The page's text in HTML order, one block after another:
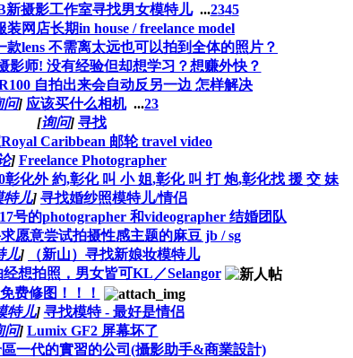
新摄影工作室寻找男女模特儿 ...2345
装网店长期in house / freelance model
款lens 不需离太远也可以拍到全体的照片？
影师! 没有经验但却想学习？想赚外快？
自拍出来会自动反另一边 怎样解决
问] 应该买什么相机 ...23
[询问] 寻找
Caribbean 邮轮 travel video
] Freelance Photographer
彰化外 約,彰化 叫 小 姐,彰化 叫 打 炮,彰化找 援 交 妹
特儿] 寻找婚纱照模特儿/情侣
号的photographer 和videographer 结婚团队
愿意尝试拍摄性感主题的麻豆 jb / sg
儿] （新山）寻找新娘妆模特儿
想拍照，男女皆可KL／Selangor
免费修图！！！
特儿] 寻找模特 - 最好是情侣
问] Lumix GF2 屏幕坏了
區一代的實習的公司(攝影助手&商業設計)